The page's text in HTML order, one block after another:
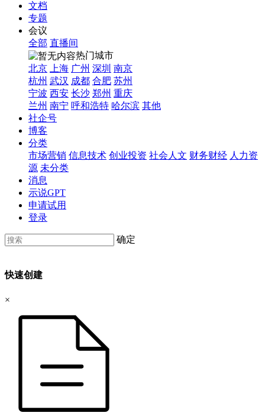
文档
专题
会议
全部 直播间
热门城市
北京
上海 广州 深圳 南京
杭州 武汉 成都 合肥 苏州
宁波 西安 长沙 郑州 重庆
兰州 南宁 呼和浩特 哈尔滨 其他
社企号
博客
分类
市场营销 信息技术 创业投资 社会人文 财务财经 人力资
源 未分类
消息
示说GPT
申请试用
登录
确定
快速创建
×